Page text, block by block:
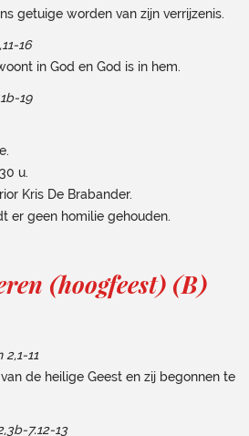
getuige worden van zijn verrijzenis.
16
in God en God is in hem.
19
u.
Kris De Brabander.
er geen homilie gehouden.
(hoogfeest) (B)
11
de heilige Geest en zij begonnen te
7.12-13